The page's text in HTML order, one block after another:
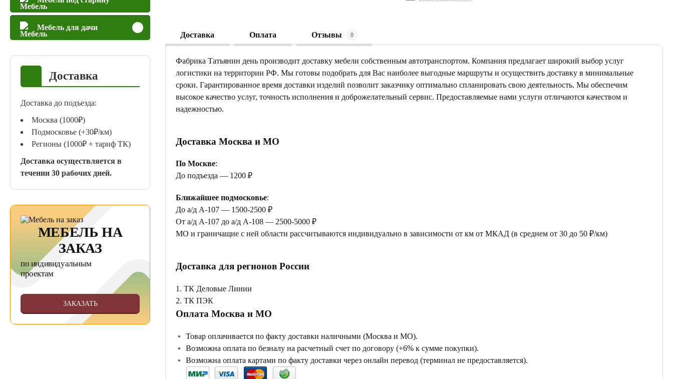
Мебель для дачи
Доставка
Доставка до подъезда:
Москва (1000₽)
Подмосковье (+30₽/км)
Регионы (1000₽ + тариф ТК)
Доставка осуществляется в
течении 30 рабочих дней.
МЕБЕЛЬ НА
ЗАКАЗ
по индивидуальным
проектам
ЗАКАЗАТЬ
Доставка Оплата Отзывы 0
Фабрика Татьянин день производит доставку мебели собственным автотранспортом. Компания предлагает широкий выбор услуг
логистики на территории РФ. Мы готовы подобрать для Вас наиболее выгодные маршруты и осуществить доставку в минимальные
сроки. Гарантированное время доставки изделий позволит заказчику оптимально спланировать свою деятельность. Мы обеспечим
высокое качество услуг, точность исполнения и доброжелательный сервис. Предоставляемые нами услуги отличаются качеством и
надежностью.
Доставка Москва и МО
По Москве:
До подъезда — 1200 ₽
Ближайшее подмосковье:
До а/д А-107 — 1500-2500 ₽
От а/д А-107 до а/д А-108 — 2500-5000 ₽
МО и граничащие с ней области рассчитываются индивидуально в зависимости от км от МКАД (в среднем от 30 до 50 ₽/км)
Доставка для регионов России
1. ТК Деловые Линии
2. ТК ПЭК
Оплата Москва и МО
Товар оплачивается по факту доставки наличными (Москва и МО).
Возможна оплата по безналу на расчетный счет по договору (+6% к сумме покупки).
Возможна оплата картами по факту доставки через онлайн перевод (терминал не предоставляется).